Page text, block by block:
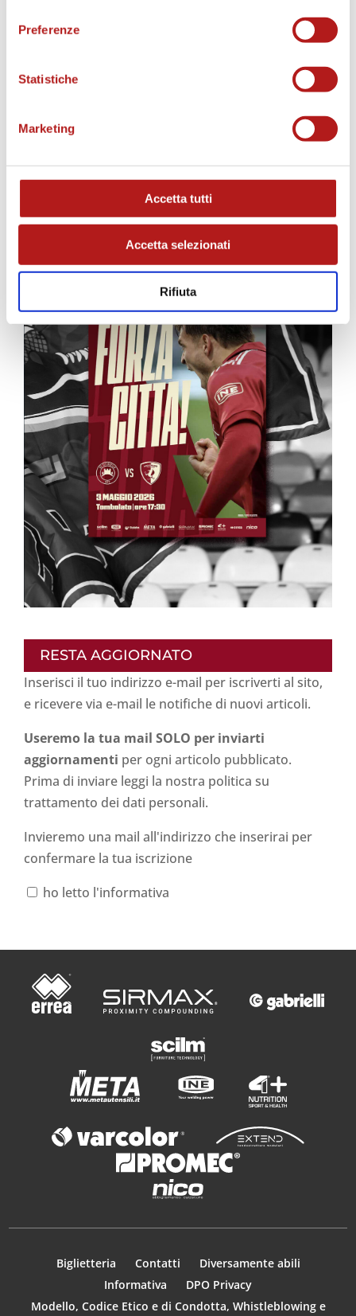
Preferenze
Statistiche
Marketing
Accetta tutti
Accetta selezionati
Rifiuta
MATCH PROGRAM
RESTA AGGIORNATO
Inserisci il tuo indirizzo e-mail per iscriverti al sito,
e ricevere via e-mail le notifiche di nuovi articoli.
Useremo la tua mail SOLO per inviarti
aggiornamenti per ogni articolo pubblicato.
Prima di inviare leggi la nostra politica su
trattamento dei dati personali.
Invieremo una mail all'indirizzo che inserirai per
confermare la tua iscrizione
ho letto l'informativa
Biglietteria Contatti
Diversamente abili
Informativa
DPO Privacy
Modello, Codice Etico e di Condotta, Whistleblowing e